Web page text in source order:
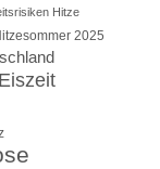
Hitze
2025